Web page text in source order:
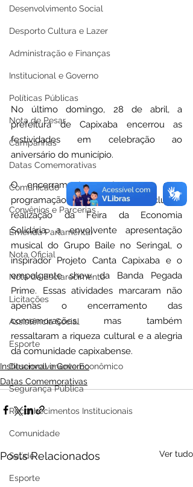
Desenvolvimento Social
Desporto Cultura e Lazer
Administração e Finanças
Institucional e Governo
Políticas Públicas
Nota de Pesar
Campanhas
Datas Comemorativas
Comunicado
Convênios e Parcerias
Emenda Parlamentar
Nota Oficial
Nota de Esclarecimento
Licitações
Assistência Social
Esporte
Desenvolvimento Econômico
Segurança Pública
Reconhecimentos Institucionais
Comunidade
Saúde
Esporte
No último domingo, 28 de abril, a
prefeitura de Capixaba encerrou as
festividades em celebração ao
aniversário do município.
O encerramento contou com uma
programação diversificada que incluiu a
realização da Feira da Economia
Solidária, a envolvente apresentação
musical do Grupo Baile no Seringal, o
inspirador Projeto Canta Capixaba e o
empolgante show da Banda Pegada
Prime. Essas atividades marcaram não
apenas o encerramento das
comemorações, mas também
ressaltaram a riqueza cultural e a alegria
da comunidade capixabense.
Institucional e Governo
Datas Comemorativas
Posts Relacionados Ver tudo